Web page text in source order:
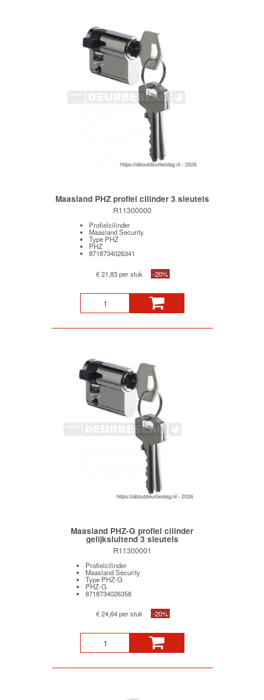
Maasland PHZ profiel cilinder 3 sleutels
R11300000
Profielcilinder
Maasland Security
Type PHZ
PHZ
8718734026341
€ 21,83 per stuk -20%
Maasland PHZ-G profiel cilinder
gelijksluitend 3 sleutels
R11300001
Profielcilinder
Maasland Security
Type PHZ-G
PHZ-G
8718734026358
€ 24,64 per stuk -20%